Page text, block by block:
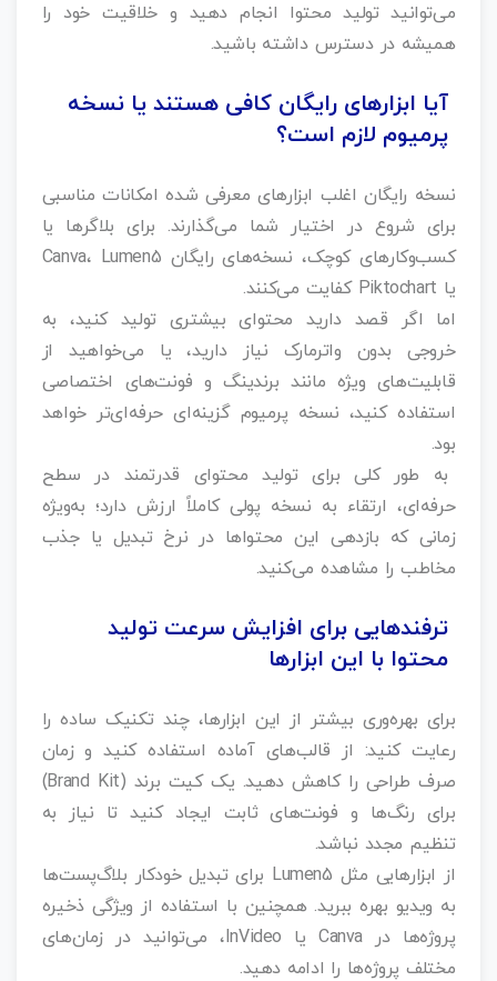
می‌توانید تولید محتوا انجام دهید و خلاقیت خود را
همیشه در دسترس داشته باشید.
آیا ابزارهای رایگان کافی هستند یا نسخه
پرمیوم لازم است؟
نسخه رایگان اغلب ابزارهای معرفی‌ شده امکانات مناسبی
برای شروع در اختیار شما می‌گذارند. برای بلاگرها یا
کسب‌وکارهای کوچک، نسخه‌های رایگان Canva، Lumen5
یا Piktochart کفایت می‌کنند.
اما اگر قصد دارید محتوای بیشتری تولید کنید، به
خروجی بدون واترمارک نیاز دارید، یا می‌خواهید از
قابلیت‌های ویژه مانند برندینگ و فونت‌های اختصاصی
استفاده کنید، نسخه پرمیوم گزینه‌ای حرفه‌ای‌تر خواهد
بود.
به طور کلی برای تولید محتوای قدرتمند در سطح
حرفه‌ای، ارتقاء به نسخه پولی کاملاً ارزش دارد؛ به‌ویژه
زمانی که بازدهی این محتواها در نرخ تبدیل یا جذب
مخاطب را مشاهده می‌کنید.
ترفندهایی برای افزایش سرعت تولید
محتوا با این ابزارها
برای بهره‌وری بیشتر از این ابزارها، چند تکنیک ساده را
رعایت کنید: از قالب‌های آماده استفاده کنید و زمان
صرف طراحی را کاهش دهید. یک کیت برند (Brand Kit)
برای رنگ‌ها و فونت‌های ثابت ایجاد کنید تا نیاز به
تنظیم مجدد نباشد.
از ابزارهایی مثل Lumen5 برای تبدیل خودکار بلاگ‌پست‌ها
به ویدیو بهره ببرید. همچنین با استفاده از ویژگی ذخیره
پروژه‌ها در Canva یا InVideo، می‌توانید در زمان‌های
مختلف پروژه‌ها را ادامه دهید.